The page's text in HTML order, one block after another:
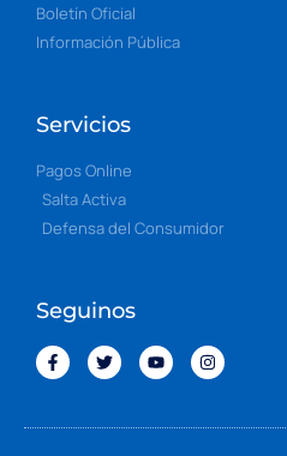
Boletín Oficial
Información Pública
Servicios
Pagos Online
Salta Activa
Defensa del Consumidor
Seguinos